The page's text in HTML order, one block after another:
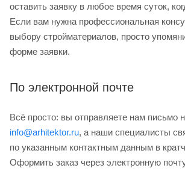
оставить заявку в любое время суток,
Если вам нужна профессиональная
выбору стройматериалов, просто
форме заявки.
По электронной почте
Всё просто: вы отправляете нам письмо
info@arhitektor.ru, а наши специалисты
по указанным контактным данным в
Оформить заказ через электронную